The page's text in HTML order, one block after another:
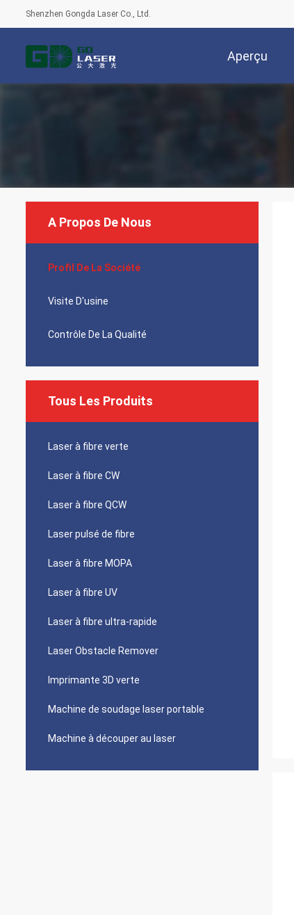
Shenzhen Gongda Laser Co., Ltd.
Aperçu
A Propos De Nous
Profil De La Société
Visite D'usine
Contrôle De La Qualité
Tous Les Produits
Laser à fibre verte
Laser à fibre CW
Laser à fibre QCW
Laser pulsé de fibre
Laser à fibre MOPA
Laser à fibre UV
Laser à fibre ultra-rapide
Laser Obstacle Remover
Imprimante 3D verte
Machine de soudage laser portable
Machine à découper au laser